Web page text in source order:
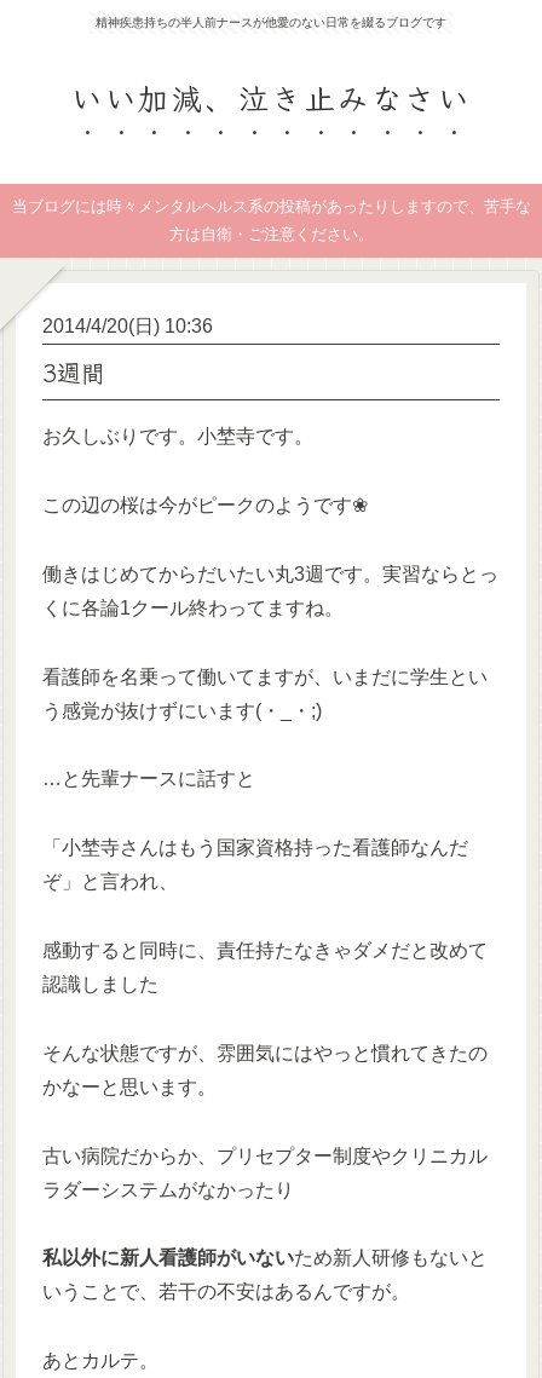
精神疾患持ちの半人前ナースが他愛のない日常を綴るブログです
いい加減、泣き止みなさい
当ブログには時々メンタルヘルス系の投稿があったりしますので、苦手な
方は自衛・ご注意ください。
2014/4/20(日) 10:36
3週間
お久しぶりです。小埜寺です。
この辺の桜は今がピークのようです❀
働きはじめてからだいたい丸3週です。実習ならとっ
くに各論1クール終わってますね。
看護師を名乗って働いてますが、いまだに学生とい
う感覚が抜けずにいます(・_・;)
…と先輩ナースに話すと
「小埜寺さんはもう国家資格持った看護師なんだ
ぞ」と言われ、
感動すると同時に、責任持たなきゃダメだと改めて
認識しました
そんな状態ですが、雰囲気にはやっと慣れてきたの
かなーと思います。
古い病院だからか、プリセプター制度やクリニカル
ラダーシステムがなかったり
私以外に新人看護師がいないため新人研修もないと
いうことで、若干の不安はあるんですが。
あとカルテ。